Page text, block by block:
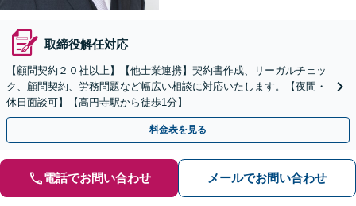
取締役解任対応
【顧問契約２０社以上】【他士業連携】契約書作成、リーガルチェッ
ク、顧問契約、労務問題など幅広い相談に対応いたします。【夜間・
休日面談可】【高円寺駅から徒歩1分】
料金表を見る
電話でお問い合わせ メールでお問い合わせ